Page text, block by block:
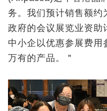
务。我们预计销售额约
政府的会议展览业资助
中小企以优惠参展费用
万有的产品。＂